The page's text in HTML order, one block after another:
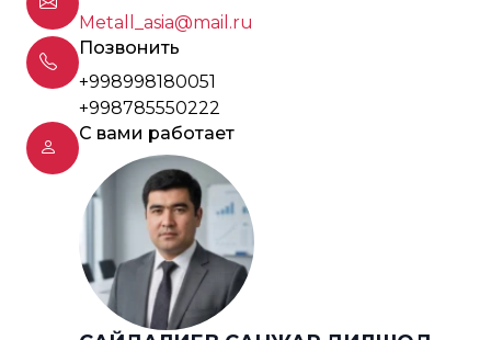
Metall_asia@mail.ru
Позвонить
+998998180051
+998785550222
С вами работает